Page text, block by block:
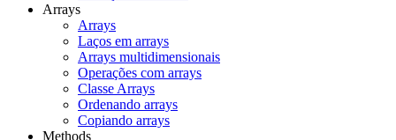
Arrays
Arrays
Laços em arrays
Arrays multidimensionais
Operações com arrays
Classe Arrays
Ordenando arrays
Copiando arrays
Methods